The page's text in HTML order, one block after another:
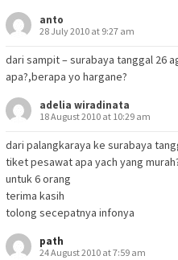
anto
28 July 2010 at 9:27 am
dari sampit – surabaya tanggal 26
apa?,berapa yo hargane?
adelia wiradinata
18 August 2010 at 10:29 am
dari palangkaraya ke surabaya
tiket pesawat apa yach yang
untuk 6 orang
terima kasih
tolong secepatnya infonya
path
24 August 2010 at 7:59 am